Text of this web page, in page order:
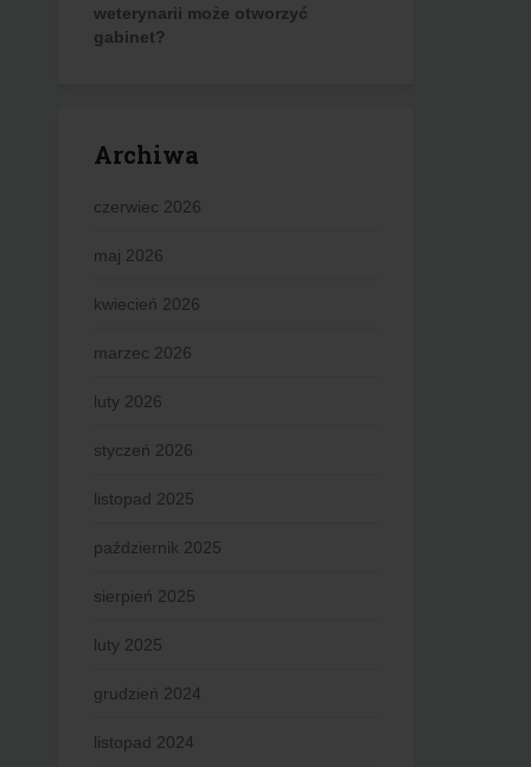
weterynarii może otworzyć
gabinet?
Archiwa
czerwiec 2026
maj 2026
kwiecień 2026
marzec 2026
luty 2026
styczeń 2026
listopad 2025
październik 2025
sierpień 2025
luty 2025
grudzień 2024
listopad 2024